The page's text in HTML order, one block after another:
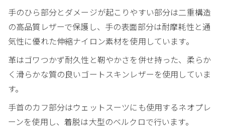
手のひら部分とダメージが起こりやすい部分は二重構造
の高品質レザーで保護し、手の表面部分は耐摩耗性と通
気性に優れた伸縮ナイロン素材を使用しています。
革はゴワつかず耐久性と靭やかさを併せ持った、柔らか
く滑らかな質の良いゴートスキンレザーを使用していま
す。
手首のカフ部分はウェットスーツにも使用するネオプレ
ーンを使用し、着脱は大型のベルクロで行います。